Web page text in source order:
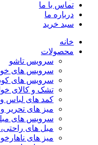
تماس با ما
درباره ما
سبد خرید
خانه
محصولات
سرویس تاشو
سرویس های
سرویس های
تشک و کالای
کمد های لباس
میز های تحریر و
سرویس های
مبل های
میز های